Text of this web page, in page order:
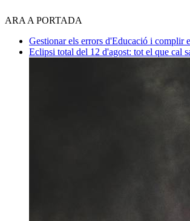
ARA A PORTADA
Gestionar els errors d'Educació i complir
Eclipsi total del 12 d'agost: tot el que cal